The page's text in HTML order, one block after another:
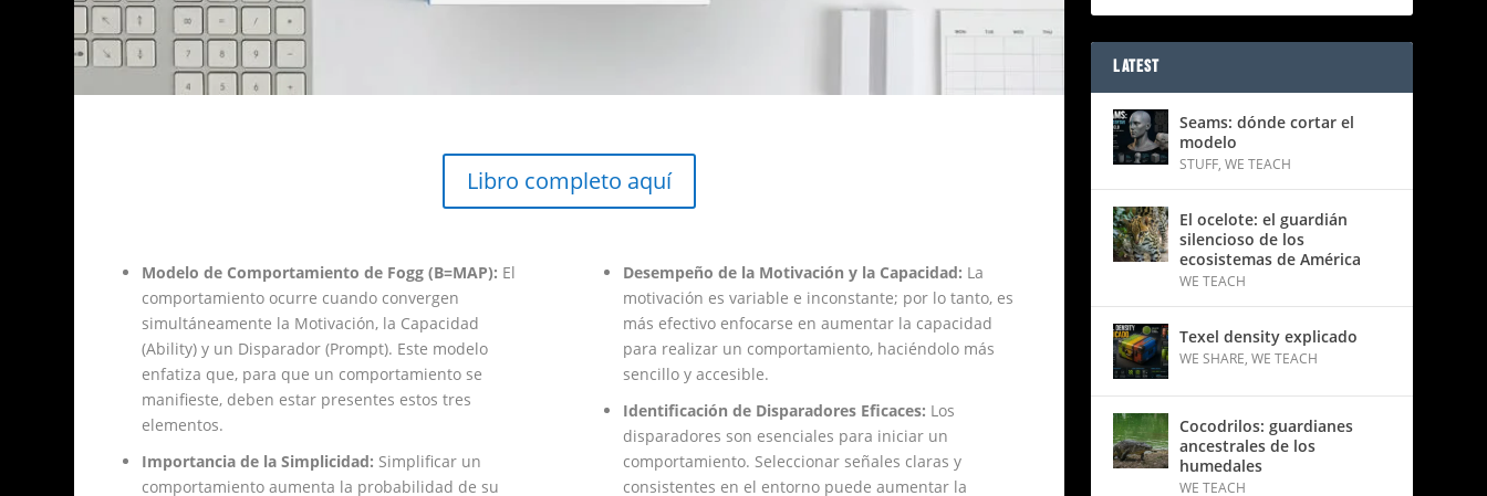
Libro completo aquí
Modelo de Comportamiento de Fogg (B=MAP): El
comportamiento ocurre cuando convergen
simultáneamente la Motivación, la Capacidad
(Ability) y un Disparador (Prompt). Este modelo
enfatiza que, para que un comportamiento se
manifieste, deben estar presentes estos tres
elementos.
Importancia de la Simplicidad: Simplificar un
comportamiento aumenta la probabilidad de su
Desempeño de la Motivación y la Capacidad: La
motivación es variable e inconstante; por lo tanto, es
más efectivo enfocarse en aumentar la capacidad
para realizar un comportamiento, haciéndolo más
sencillo y accesible.
Identificación de Disparadores Eficaces: Los
disparadores son esenciales para iniciar un
comportamiento. Seleccionar señales claras y
consistentes en el entorno puede aumentar la
LATEST
Seams: dónde cortar el
modelo
STUFF,WE TEACH
El ocelote: el guardián
silencioso de los
ecosistemas de América
WE TEACH
Texel density explicado
WE SHARE,WE TEACH
Cocodrilos: guardianes
ancestrales de los
humedales
WE TEACH